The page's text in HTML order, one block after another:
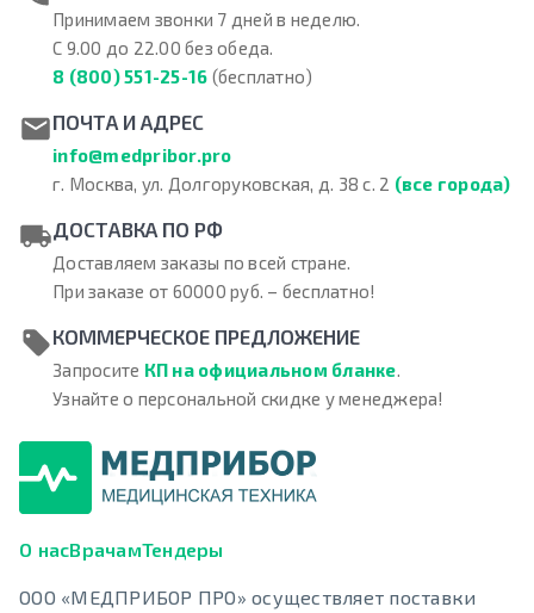
Принимаем звонки 7 дней в неделю.
С 9.00 до 22.00 без обеда.
8 (800) 551-25-16 (бесплатно)
ПОЧТА И АДРЕС
info@medpribor.pro
г. Москва, ул. Долгоруковская, д. 38 с. 2 (все города)
ДОСТАВКА ПО РФ
Доставляем заказы по всей стране.
При заказе от 60000 руб. – бесплатно!
КОММЕРЧЕСКОЕ ПРЕДЛОЖЕНИЕ
Запросите КП на официальном бланке.
Узнайте о персональной скидке у менеджера!
О насВрачамТендеры
ООО «МЕДПРИБОР ПРО» осуществляет поставки